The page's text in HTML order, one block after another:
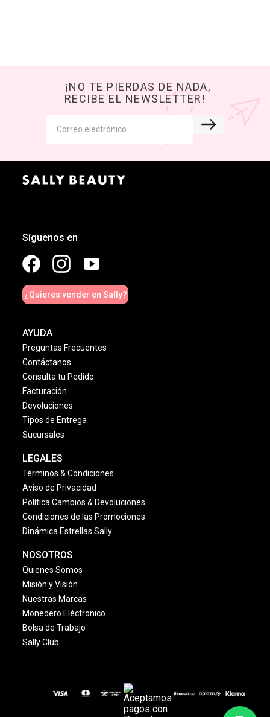
¡NO TE PIERDAS DE NADA,
RECIBE EL NEWSLETTER!
Síguenos en
¿Quieres vender en Sally?
AYUDA
Preguntas Frecuentes
Contáctanos
Consulta tu Pedido
Facturación
Devoluciones
Tipos de Entrega
Sucursales
LEGALES
Términos & Condiciones
Aviso de Privacidad
Política Cambios & Devoluciones
Condiciones de las Promociones
Dinámica Estrellas Sally
NOSOTROS
Quienes Somos
Misión y Visión
Nuestras Marcas
Monedero Eléctronico
Bolsa de Trabajo
Sally Club